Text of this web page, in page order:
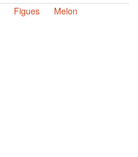
Figues Melon